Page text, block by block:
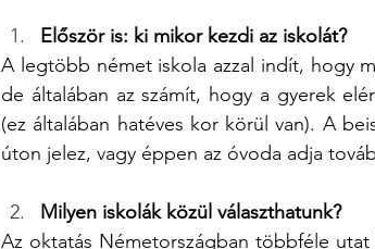
Először is: ki mikor kezdi az iskolát?
A legtöbb német iskola azzal indít, hogy
de általában az számít, hogy a gyerek
(ez általában hatéves kor körül van). A
úton jelez, vagy éppen az óvoda adja
Milyen iskolák közül választhatunk?
Az oktatás Németországban többféle